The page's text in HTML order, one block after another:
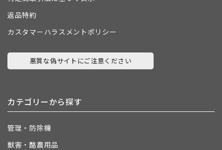
返品特約
カスタマーハラスメントポリシー
悪質な偽サイトにご注意ください
カテゴリーから探す
管理・防除機
獣害・酪農用品